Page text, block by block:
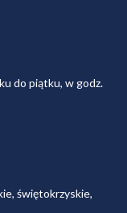
do piątku, w godz.
świętokrzyskie,